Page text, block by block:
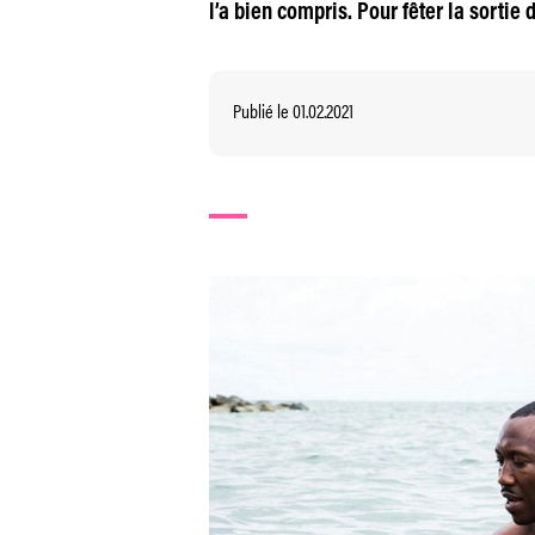
l’a bien compris. Pour fêter la sortie
Publié le 01.02.2021